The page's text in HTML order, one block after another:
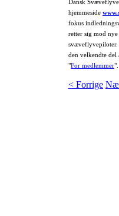
Dansk
hjemmeside
fokus
retter sig mod
svæveflyvepiloter.
den velkendte del
"For medlemmer".
< Forrige